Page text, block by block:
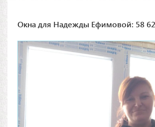
Окна для Надежды Ефимовой: 58